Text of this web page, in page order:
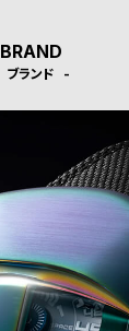
BRAND
ブランド